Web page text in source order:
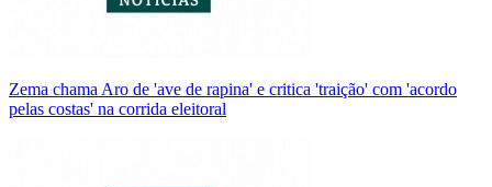
Zema chama Aro de 'ave de rapina' e critica 'traição' com 'acordo
pelas costas' na corrida eleitoral